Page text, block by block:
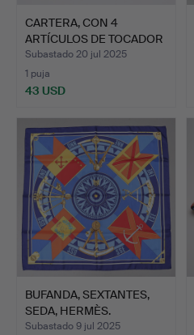
CARTERA, CON 4
ARTÍCULOS DE TOCADOR
EN PLA…
Subastado 20 jul 2025
1 puja
43 USD
BUFANDA, SEXTANTES,
SEDA, HERMÈS.
Subastado 9 jul 2025